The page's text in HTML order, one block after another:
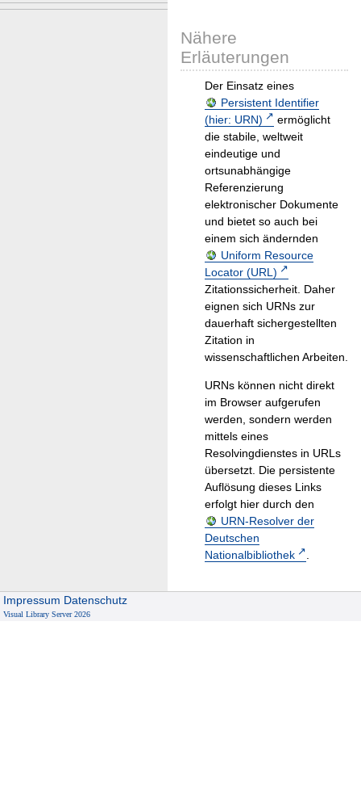
Nähere
Erläuterungen
Der Einsatz eines
Persistent Identifier
(hier: URN)
ermöglicht
die stabile, weltweit
eindeutige und
ortsunabhängige
Referenzierung
elektronischer Dokumente
und bietet so auch bei
einem sich ändernden
Uniform Resource
Locator (URL)
Zitationssicherheit. Daher
eignen sich URNs zur
dauerhaft sichergestellten
Zitation in
wissenschaftlichen Arbeiten.
URNs können nicht direkt
im Browser aufgerufen
werden, sondern werden
mittels eines
Resolvingdienstes in URLs
übersetzt. Die persistente
Auflösung dieses Links
erfolgt hier durch den
URN-Resolver der
Deutschen
Nationalbibliothek
.
Impressum Datenschutz
Visual Library Server 2026